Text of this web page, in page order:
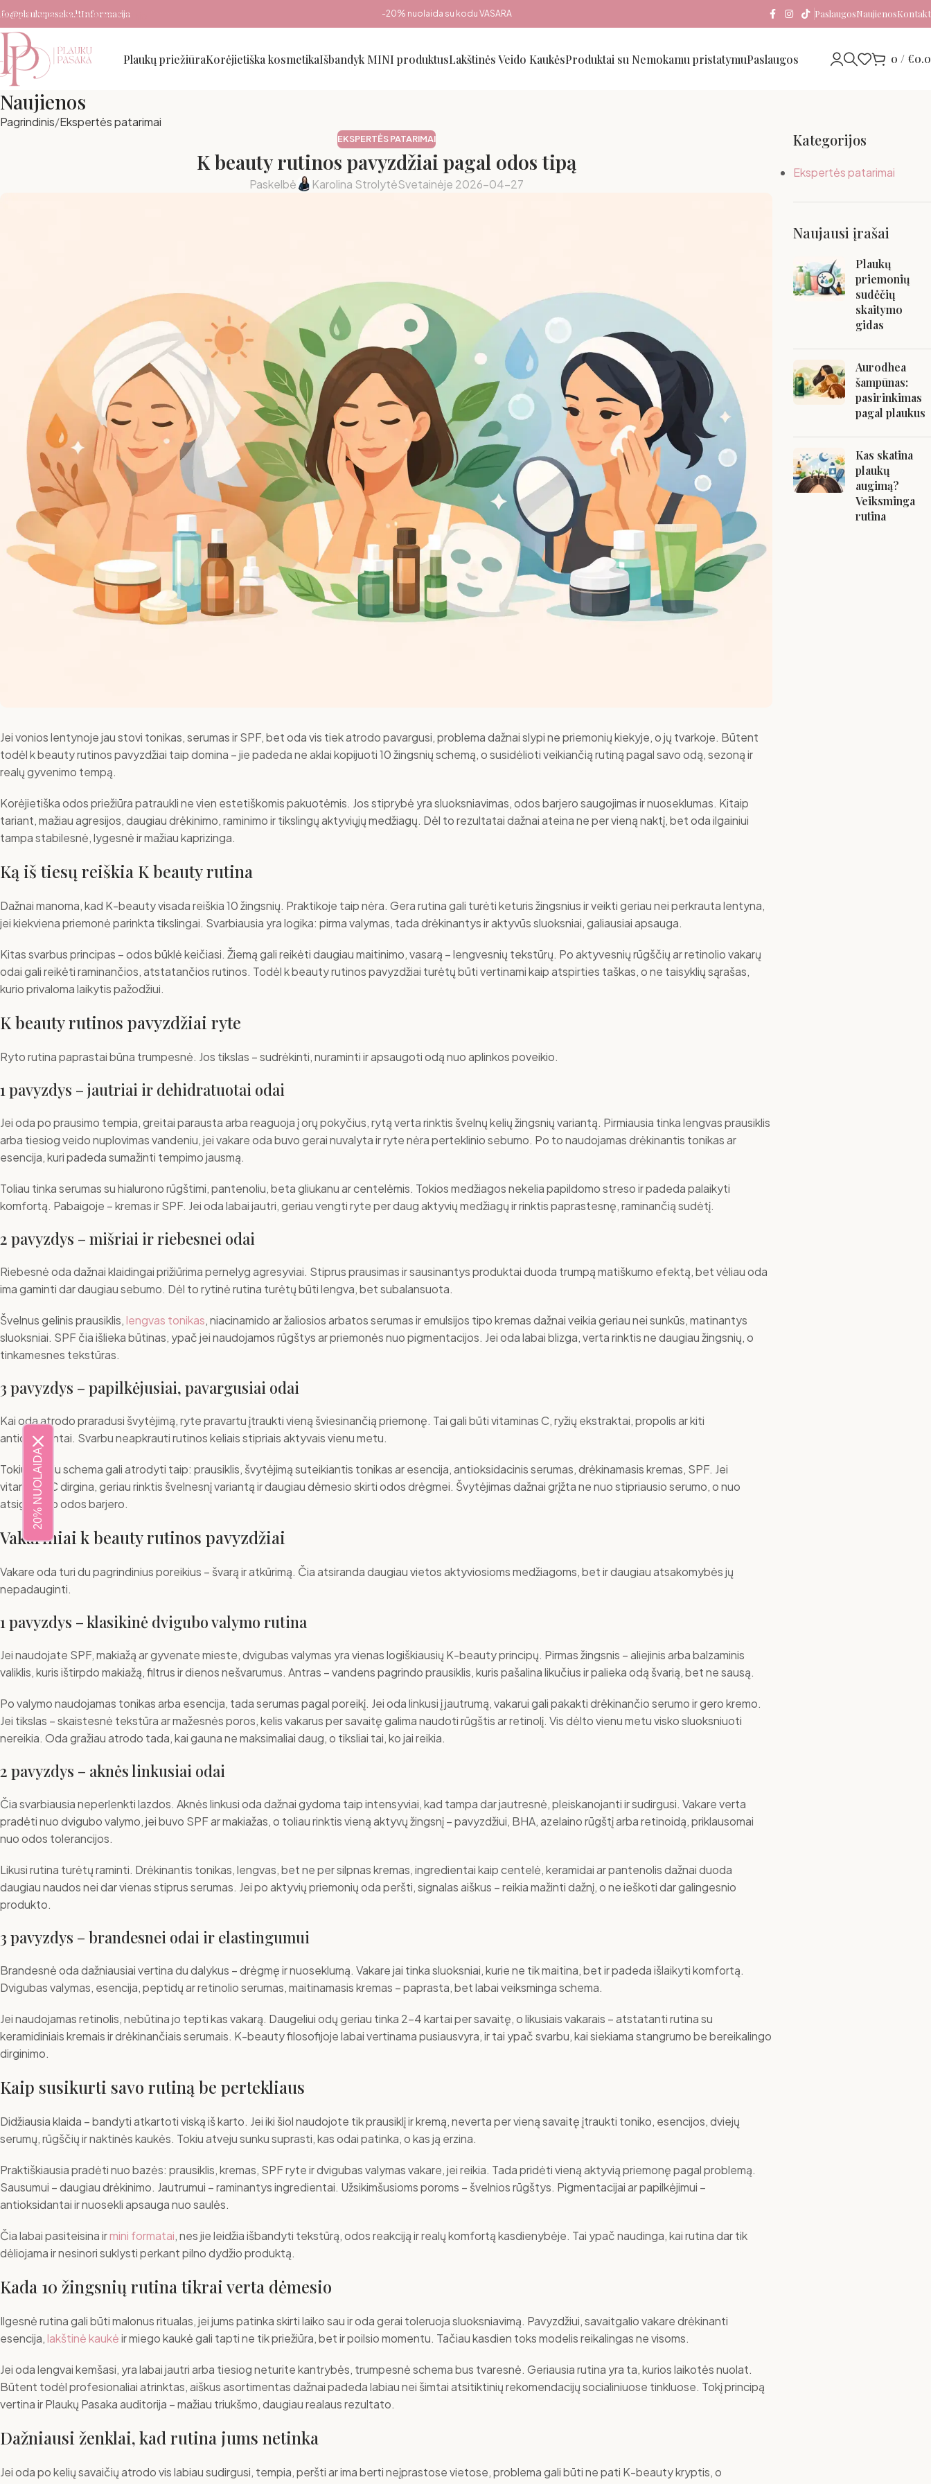
Pereiti prie pagrindinio turinio
Informacija -20% nuolaida su kodu VASARA PaslaugosNaujienos
Plaukų priežiūraKorėjietiška kosmetikaIšbandyk MINI produktusLakštinės Veido KaukėsProduktai su Nemokamu pristatymuPaslaugos 0 / €
Naujienos
Pagrindinis Ekspertės patarimai
EKSPERTĖS PATARIMAI
K beauty rutinos pavyzdžiai pagal odos tipą
Paskelbė Karolina StrolytėSvetainėje 2026-04-27
Jei vonios lentynoje jau stovi tonikas, serumas ir SPF, bet oda vis tiek atrodo pavargusi, problema dažnai slypi ne priemonių kiekyje, o jų tvarkoje. Būtent
todėl k beauty rutinos pavyzdžiai taip domina – jie padeda ne aklai kopijuoti 10 žingsnių schemą, o susidėlioti veikiančią rutiną pagal savo odą, sezoną ir
realų gyvenimo tempą.
Korėjietiška odos priežiūra patraukli ne vien estetiškomis pakuotėmis. Jos stiprybė yra sluoksniavimas, odos barjero saugojimas ir nuoseklumas. Kitaip
tariant, mažiau agresijos, daugiau drėkinimo, raminimo ir tikslingų aktyviųjų medžiagų. Dėl to rezultatai dažnai ateina ne per vieną naktį, bet oda ilgainiui
tampa stabilesnė, lygesnė ir mažiau kaprizinga.
Ką iš tiesų reiškia K beauty rutina
Dažnai manoma, kad K-beauty visada reiškia 10 žingsnių. Praktikoje taip nėra. Gera rutina gali turėti keturis žingsnius ir veikti geriau nei perkrauta lentyna,
jei kiekviena priemonė parinkta tikslingai. Svarbiausia yra logika: pirma valymas, tada drėkinantys ir aktyvūs sluoksniai, galiausiai apsauga.
Kitas svarbus principas – odos būklė keičiasi. Žiemą gali reikėti daugiau maitinimo, vasarą – lengvesnių tekstūrų. Po aktyvesnių rūgščių ar retinolio vakarų
odai gali reikėti raminančios, atstatančios rutinos. Todėl k beauty rutinos pavyzdžiai turėtų būti vertinami kaip atspirties taškas, o ne taisyklių sąrašas,
kurio privaloma laikytis pažodžiui.
K beauty rutinos pavyzdžiai ryte
Ryto rutina paprastai būna trumpesnė. Jos tikslas – sudrėkinti, nuraminti ir apsaugoti odą nuo aplinkos poveikio.
1 pavyzdys – jautriai ir dehidratuotai odai
Jei oda po prausimo tempia, greitai parausta arba reaguoja į orų pokyčius, rytą verta rinktis švelnų kelių žingsnių variantą. Pirmiausia tinka lengvas prausiklis
arba tiesiog veido nuplovimas vandeniu, jei vakare oda buvo gerai nuvalyta ir ryte nėra perteklinio sebumo. Po to naudojamas drėkinantis tonikas ar
esencija, kuri padeda sumažinti tempimo jausmą.
Toliau tinka serumas su hialurono rūgštimi, pantenoliu, beta gliukanu ar centelėmis. Tokios medžiagos nekelia papildomo streso ir padeda palaikyti
komfortą. Pabaigoje – kremas ir SPF. Jei oda labai jautri, geriau vengti ryte per daug aktyvių medžiagų ir rinktis paprastesnę, raminančią sudėtį.
2 pavyzdys – mišriai ir riebesnei odai
Riebesnė oda dažnai klaidingai prižiūrima pernelyg agresyviai. Stiprus prausimas ir sausinantys produktai duoda trumpą matiškumo efektą, bet vėliau oda
ima gaminti dar daugiau sebumo. Dėl to rytinė rutina turėtų būti lengva, bet subalansuota.
Švelnus gelinis prausiklis,lengvas tonikas, niacinamido ar žaliosios arbatos serumas ir emulsijos tipo kremas dažnai veikia geriau nei sunkūs, matinantys
sluoksniai. SPF čia išlieka būtinas, ypač jei naudojamos rūgštys ar priemonės nuo pigmentacijos. Jei oda labai blizga, verta rinktis ne daugiau žingsnių, o
tinkamesnes tekstūras.
3 pavyzdys – papilkėjusiai, pavargusiai odai
Kai oda atrodo praradusi švytėjimą, ryte pravartu įtraukti vieną šviesinančią priemonę. Tai gali būti vitaminas C, ryžių ekstraktai, propolis ar kiti
antioksidantai. Svarbu neapkrauti rutinos keliais stipriais aktyvais vienu metu.
Tokiu atveju schema gali atrodyti taip: prausiklis, švytėjimą suteikiantis tonikas ar esencija, antioksidacinis serumas, drėkinamasis kremas, SPF. Jei
vitaminas C dirgina, geriau rinktis švelnesnį variantą ir daugiau dėmesio skirti odos drėgmei. Švytėjimas dažnai grįžta ne nuo stipriausio serumo, o nuo
atsigavusio odos barjero.
Vakariniai k beauty rutinos pavyzdžiai
Vakare oda turi du pagrindinius poreikius – švarą ir atkūrimą. Čia atsiranda daugiau vietos aktyviosioms medžiagoms, bet ir daugiau atsakomybės jų
nepadauginti.
1 pavyzdys – klasikinė dvigubo valymo rutina
Jei naudojate SPF, makiažą ar gyvenate mieste, dvigubas valymas yra vienas logiškiausių K-beauty principų. Pirmas žingsnis – aliejinis arba balzaminis
valiklis, kuris ištirpdo makiažą, filtrus ir dienos nešvarumus. Antras – vandens pagrindo prausiklis, kuris pašalina likučius ir palieka odą švarią, bet ne sausą.
Po valymo naudojamas tonikas arba esencija, tada serumas pagal poreikį. Jei oda linkusi į jautrumą, vakarui gali pakakti drėkinančio serumo ir gero kremo.
Jei tikslas – skaistesnė tekstūra ar mažesnės poros, kelis vakarus per savaitę galima naudoti rūgštis ar retinolį. Vis dėlto vienu metu visko sluoksniuoti
nereikia. Oda gražiau atrodo tada, kai gauna ne maksimaliai daug, o tiksliai tai, ko jai reikia.
2 pavyzdys – aknės linkusiai odai
Čia svarbiausia neperlenkti lazdos. Aknės linkusi oda dažnai gydoma taip intensyviai, kad tampa dar jautresnė, pleiskanojanti ir sudirgusi. Vakare verta
pradėti nuo dvigubo valymo, jei buvo SPF ar makiažas, o toliau rinktis vieną aktyvų žingsnį – pavyzdžiui, BHA, azelaino rūgštį arba retinoidą, priklausomai
nuo odos tolerancijos.
Likusi rutina turėtų raminti. Drėkinantis tonikas, lengvas, bet ne per silpnas kremas, ingredientai kaip centelė, keramidai ar pantenolis dažnai duoda
daugiau naudos nei dar vienas stiprus serumas. Jei po aktyvių priemonių oda peršti, signalas aiškus – reikia mažinti dažnį, o ne ieškoti dar galingesnio
produkto.
3 pavyzdys – brandesnei odai ir elastingumui
Brandesnė oda dažniausiai vertina du dalykus – drėgmę ir nuoseklumą. Vakare jai tinka sluoksniai, kurie ne tik maitina, bet ir padeda išlaikyti komfortą.
Dvigubas valymas, esencija, peptidų ar retinolio serumas, maitinamasis kremas – paprasta, bet labai veiksminga schema.
Jei naudojamas retinolis, nebūtina jo tepti kas vakarą. Daugeliui odų geriau tinka 2-4 kartai per savaitę, o likusiais vakarais – atstatanti rutina su
keramidiniais kremais ir drėkinančiais serumais. K-beauty filosofijoje labai vertinama pusiausvyra, ir tai ypač svarbu, kai siekiama stangrumo be bereikalingo
dirginimo.
Kaip susikurti savo rutiną be pertekliaus
Didžiausia klaida – bandyti atkartoti viską iš karto. Jei iki šiol naudojote tik prausiklį ir kremą, neverta per vieną savaitę įtraukti toniko, esencijos, dviejų
serumų, rūgščių ir naktinės kaukės. Tokiu atveju sunku suprasti, kas odai patinka, o kas ją erzina.
Praktiškiausia pradėti nuo bazės: prausiklis, kremas, SPF ryte ir dvigubas valymas vakare, jei reikia. Tada pridėti vieną aktyvią priemonę pagal problemą.
Sausumui – daugiau drėkinimo. Jautrumui – raminantys ingredientai. Užsikimšusioms poroms – švelnios rūgštys. Pigmentacijai ar papilkėjimui –
antioksidantai ir nuosekli apsauga nuo saulės.
Čia labai pasiteisina irmini formatai, nes jie leidžia išbandyti tekstūrą, odos reakciją ir realų komfortą kasdienybėje. Tai ypač naudinga, kai rutina dar tik
dėliojama ir nesinori suklysti perkant pilno dydžio produktą.
Kada 10 žingsnių rutina tikrai verta dėmesio
Ilgesnė rutina gali būti malonus ritualas, jei jums patinka skirti laiko sau ir oda gerai toleruoja sluoksniavimą. Pavyzdžiui, savaitgalio vakare drėkinanti
esencija,lakštinė kaukėir miego kaukė gali tapti ne tik priežiūra, bet ir poilsio momentu. Tačiau kasdien toks modelis reikalingas ne visoms.
Jei oda lengvai kemšasi, yra labai jautri arba tiesiog neturite kantrybės, trumpesnė schema bus tvaresnė. Geriausia rutina yra ta, kurios laikotės nuolat.
Būtent todėl profesionaliai atrinktas, aiškus asortimentas dažnai padeda labiau nei šimtai atsitiktinių rekomendacijų socialiniuose tinkluose. Tokį principą
vertina ir Plaukų Pasaka auditorija – mažiau triukšmo, daugiau realaus rezultato.
Dažniausi ženklai, kad rutina jums netinka
Jei oda po kelių savaičių atrodo vis labiau sudirgusi, tempia, peršti ar ima berti neįprastose vietose, problema gali būti ne pati K-beauty kryptis, o
Kategorijos
Ekspertės patarimai
Naujausi įrašai
Plaukų
priemonių
sudėčių
skaitymo
gidas
Aurodhea
šampūnas:
pasirinkimas
pagal plaukus
Kas skatina
plaukų
augimą?
Veiksminga
rutina
20% NUOLAIDA